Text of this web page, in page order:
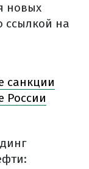
новых
ссылкой на
санкции
России